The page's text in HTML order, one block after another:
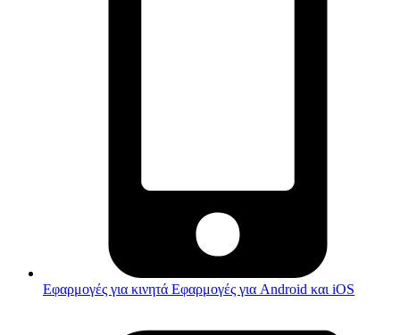
Εφαρμογές για κινητά Εφαρμογές για Android και iOS